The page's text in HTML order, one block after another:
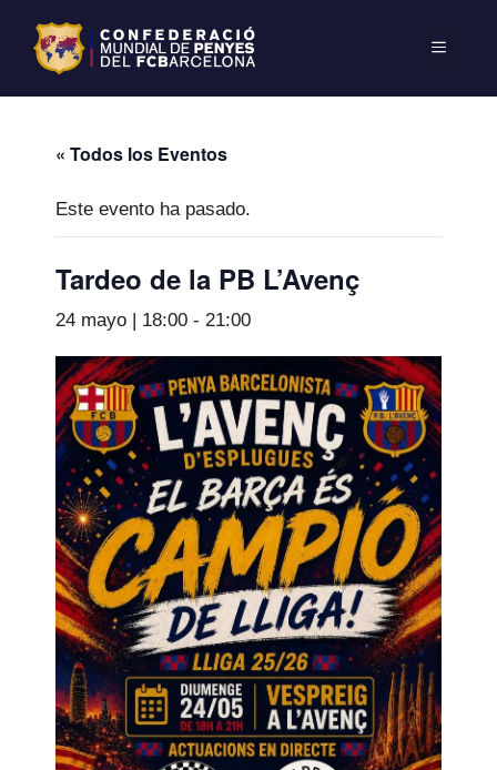
« Todos los Eventos
Este evento ha pasado.
Tardeo de la PB L’Avenç
24 mayo | 18:00 - 21:00